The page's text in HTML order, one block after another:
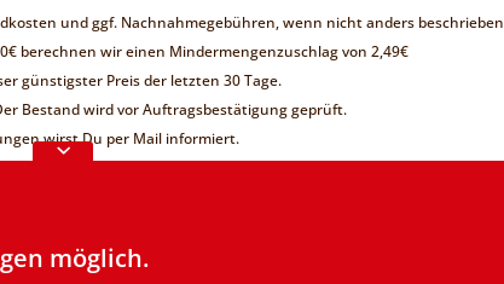
möglich.
möglich.
und ggf. Nachnahmegebühren, wenn nicht anders beschrieben
berechnen wir einen Mindermengenzuschlag von 2,49€
günstigster Preis der letzten 30 Tage.
Bestand wird vor Auftragsbestätigung geprüft.
wirst Du per Mail informiert.